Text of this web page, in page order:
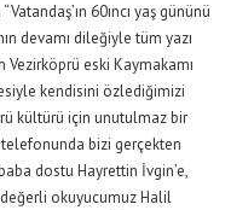
60ıncı yaş gününü
devamı dileğiyle tüm yazı
eski Kaymakamı
kendisini özlediğimizi
kültürü için unutulmaz bir
telefonunda bizi gerçekten
dostu Hayrettin İvgin’e,
okuyucumuz Halil